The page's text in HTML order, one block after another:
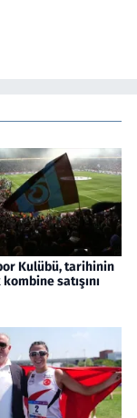
Kulübü, tarihinin
satışını